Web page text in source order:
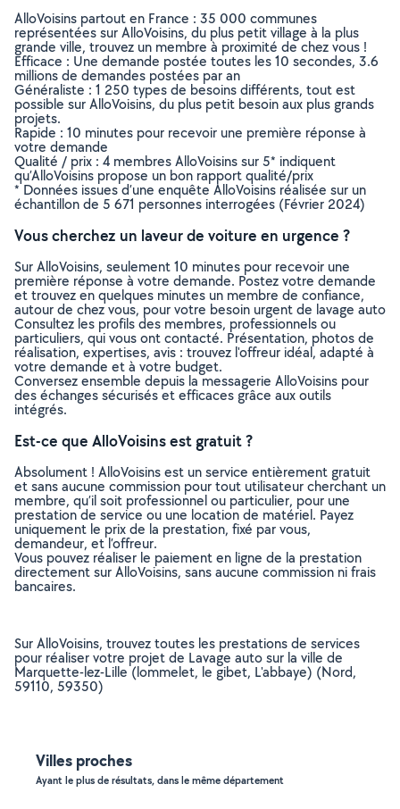
AlloVoisins partout en France : 35 000 communes
représentées sur AlloVoisins, du plus petit village à la plus
grande ville, trouvez un membre à proximité de chez vous !
Efficace : Une demande postée toutes les 10 secondes, 3.6
millions de demandes postées par an
Généraliste : 1 250 types de besoins différents, tout est
possible sur AlloVoisins, du plus petit besoin aux plus grands
projets.
Rapide : 10 minutes pour recevoir une première réponse à
votre demande
Qualité / prix : 4 membres AlloVoisins sur 5* indiquent
qu’AlloVoisins propose un bon rapport qualité/prix
* Données issues d’une enquête AlloVoisins réalisée sur un
échantillon de 5 671 personnes interrogées (Février 2024)
Vous cherchez un laveur de voiture en urgence ?
Sur AlloVoisins, seulement 10 minutes pour recevoir une
première réponse à votre demande. Postez votre demande
et trouvez en quelques minutes un membre de confiance,
autour de chez vous, pour votre besoin urgent de lavage auto
Consultez les profils des membres, professionnels ou
particuliers, qui vous ont contacté. Présentation, photos de
réalisation, expertises, avis : trouvez l'offreur idéal, adapté à
votre demande et à votre budget.
Conversez ensemble depuis la messagerie AlloVoisins pour
des échanges sécurisés et efficaces grâce aux outils
intégrés.
Est-ce que AlloVoisins est gratuit ?
Absolument ! AlloVoisins est un service entièrement gratuit
et sans aucune commission pour tout utilisateur cherchant un
membre, qu’il soit professionnel ou particulier, pour une
prestation de service ou une location de matériel. Payez
uniquement le prix de la prestation, fixé par vous,
demandeur, et l’offreur.
Vous pouvez réaliser le paiement en ligne de la prestation
directement sur AlloVoisins, sans aucune commission ni frais
bancaires.
Sur AlloVoisins, trouvez toutes les prestations de services
pour réaliser votre projet de Lavage auto sur la ville de
Marquette-lez-Lille (lommelet, le gibet, L'abbaye) (Nord,
59110, 59350)
Villes proches
Ayant le plus de résultats, dans le même département